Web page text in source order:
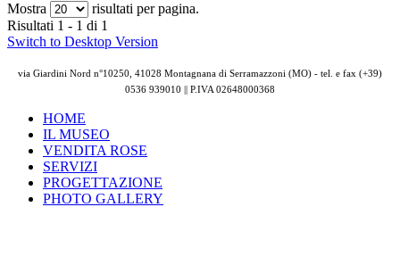
Mostra
risultati per pagina.
Risultati 1 - 1 di 1
Switch to Desktop Version
via Giardini Nord n°10250, 41028 Montagnana di Serramazzoni (MO) - tel. e fax (+39)
0536 939010 || P.IVA02648000368
HOME
IL MUSEO
VENDITA ROSE
SERVIZI
PROGETTAZIONE
PHOTO GALLERY